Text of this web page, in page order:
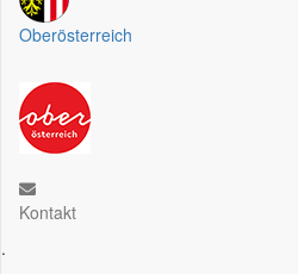
Oberösterreich
Kontakt
.